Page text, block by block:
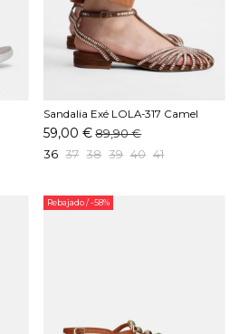
Sandalia Exé LOLA-317 Camel
59,00 € 89,90 €
36 37 38 39 40 41
Rebajado/ -58%